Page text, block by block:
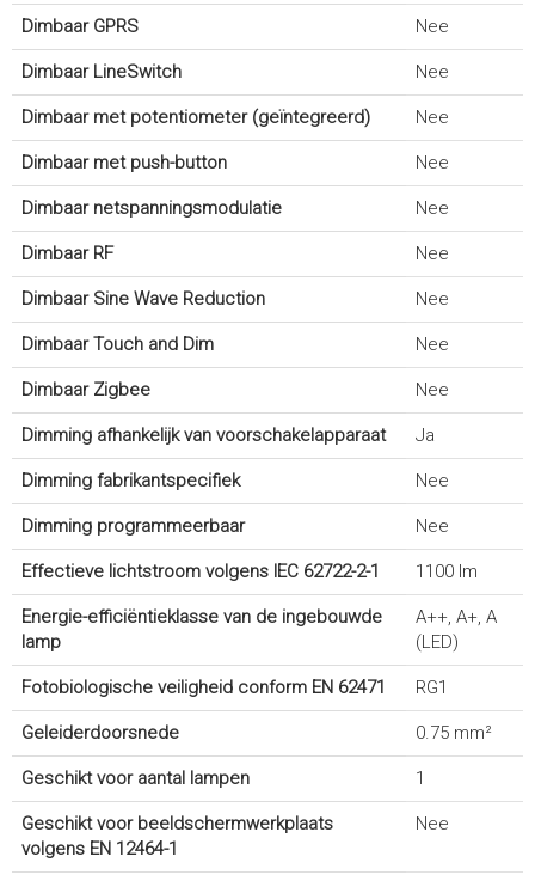
Dimbaar GPRS Nee
Dimbaar LineSwitch Nee
Dimbaar met potentiometer (geïntegreerd) Nee
Dimbaar met push-button Nee
Dimbaar netspanningsmodulatie Nee
Dimbaar RF Nee
Dimbaar Sine Wave Reduction Nee
Dimbaar Touch and Dim Nee
Dimbaar Zigbee Nee
Dimming afhankelijk van voorschakelapparaat Ja
Dimming fabrikantspecifiek Nee
Dimming programmeerbaar Nee
Effectieve lichtstroom volgens IEC 62722-2-1 1100 lm
Energie-efficiëntieklasse van de ingebouwde
lamp
A++, A+, A
(LED)
Fotobiologische veiligheid conform EN 62471 RG1
Geleiderdoorsnede 0.75 mm²
Geschikt voor aantal lampen 1
Geschikt voor beeldschermwerkplaats
volgens EN 12464-1
Nee